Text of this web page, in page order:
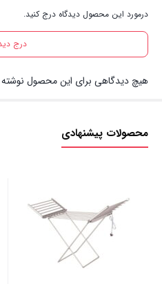
درمورد این محصول دیدگاه درج کنید.
درج
هیچ دیدگاهی برای این محصول
محصولات پیشنهادی